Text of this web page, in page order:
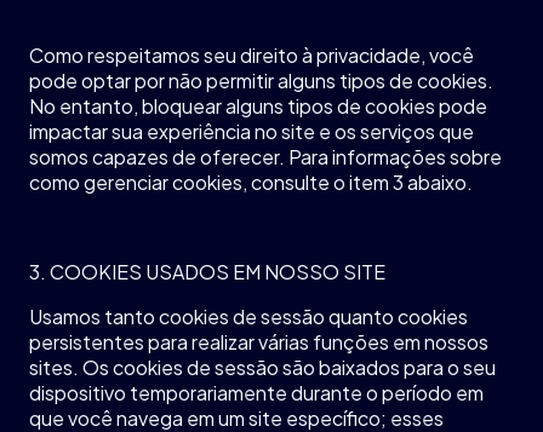
Comorespeitamosseudireitoàprivacidade,você
podeoptarpornãopermitiralguns tiposde cookies.
No entanto,bloquearalguns tiposde cookiespode
impactarsua experiênciano site eosserviçosque
somoscapazesdeoferecer. Parainformaçõessobre
comogerenciarcookies,consulteo item 3abaixo.
3. COOKIES USADOS EM NOSSO SITE
Usamos tanto cookies desessãoquantocookies
persistentespararealizarvárias funções emnossos
sites. Oscookies desessãosãobaixadospara oseu
dispositivo temporariamenteduranteoperíodo em
quevocênavega emum site específico; esses